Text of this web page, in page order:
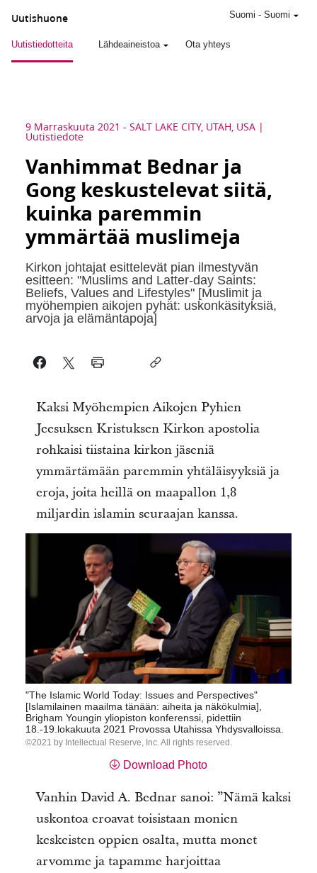
Uutishuone
Uutistiedotteita Lähdeaineistoa Ota yhteys
Suomi - Suomi
9 Marraskuuta 2021 - SALT LAKE CITY, UTAH, USA
Uutistiedote
Vanhimmat Bednar ja
Gong keskustelevat siitä,
kuinka paremmin
ymmärtää muslimeja
Kirkon johtajat esittelevät pian ilmestyvän
esitteen: "Muslims and Latter-day Saints:
Beliefs, Values and Lifestyles" [Muslimit ja
myöhempien aikojen pyhät: uskonkäsityksiä,
arvoja ja elämäntapoja]
Kaksi Myöhempien Aikojen Pyhien
Jeesuksen Kristuksen Kirkon apostolia
rohkaisi tiistaina kirkon jäseniä
ymmärtämään paremmin yhtäläisyyksiä ja
eroja, joita heillä on maapallon 1,8
miljardin islamin seuraajan kanssa.
"The Islamic World Today: Issues and Perspectives"
[Islamilainen maailma tänään: aiheita ja näkökulmia],
Brigham Youngin yliopiston konferenssi, pidettiin
18.-19.lokakuuta 2021 Provossa Utahissa Yhdysvalloissa.
2021 by Intellectual Reserve, Inc. All rights reserved.
Download Photo
Vanhin David A. Bednar sanoi: ”Nämä kaksi
uskontoa eroavat toisistaan monien
keskeisten oppien osalta, mutta monet
arvomme ja tapamme harjoittaa